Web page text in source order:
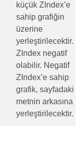
küçük ZIndex’e
sahip grafiğin
üzerine
yerleştirilecektir.
ZIndex negatif
olabilir. Negatif
ZIndex’e sahip
grafik, sayfadaki
metnin arkasına
yerleştirilecektir.